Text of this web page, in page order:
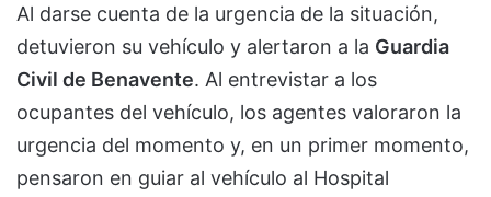
Al darse cuenta de la urgencia de la situación,
detuvieron su vehículo y alertaron a la Guardia
Civil de Benavente. Al entrevistar a los
ocupantes del vehículo, los agentes valoraron la
urgencia del momento y, en un primer momento,
pensaron en guiar al vehículo al Hospital